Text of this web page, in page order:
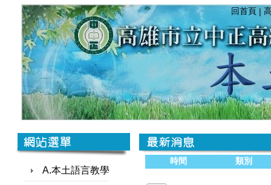
回首頁 |
A.本土語言教學
時間 類別